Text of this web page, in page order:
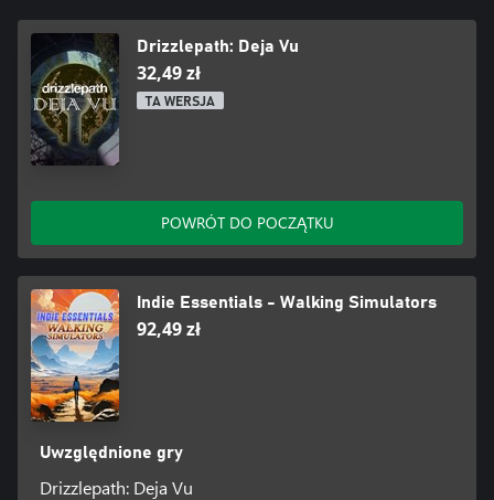
Drizzlepath: Deja Vu
32,49 zł
TA WERSJA
POWRÓT DO POCZĄTKU
Indie Essentials - Walking Simulators
92,49 zł
Uwzględnione gry
Drizzlepath: Deja Vu